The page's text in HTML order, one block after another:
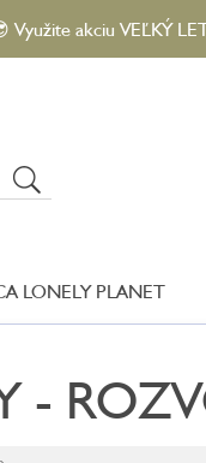
VEĽKÝ LETNÝ
LONELY PLANET
-